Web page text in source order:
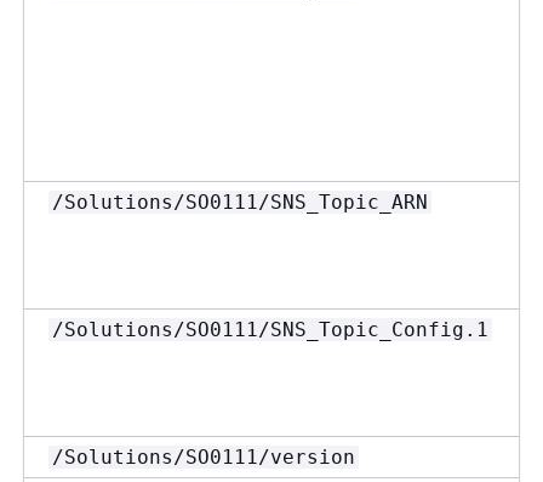
/Solutions/SO0111/SNS_Topic_ARN
/Solutions/SO0111/SNS_Topic_Config.1
/Solutions/SO0111/version